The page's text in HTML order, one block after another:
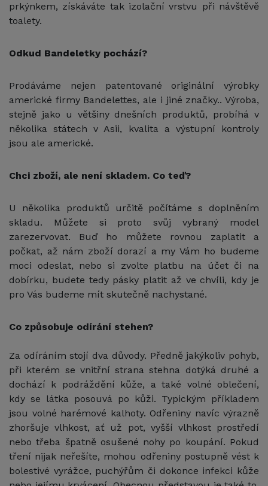
prkýnkem, získáváte tak izolační vrstvu při návštěvě
toalety.
Odkud Bandeletky pochází?
Prodáváme nejen patentované originální výrobky
americké firmy Bandelettes, ale i jiné značky.. Výroba,
stejně jako u většiny dnešních produktů, probíhá v
několika státech v Asii, kvalita a výstupní kontroly
jsou ale americké.
Chci zboží, ale není skladem. Co teď?
U několika produktů určitě počítáme s doplněním
skladu. Můžete si proto svůj vybraný model
zarezervovat. Buď ho můžete rovnou zaplatit a
počkat, až nám zboží dorazí a my Vám ho budeme
moci odeslat, nebo si zvolte platbu na účet či na
dobírku, budete tedy pásky platit až ve chvíli, kdy je
pro Vás budeme mít skutečně nachystané.
Co způsobuje odírání stehen?
Za odíráním stojí dva důvody. Předně jakýkoliv pohyb,
při kterém se vnitřní strana stehna dotýká druhé a
dochází k podráždění kůže, a také volné oblečení,
kdy se látka posouvá po kůži. Typickým příkladem
jsou volné harémové kalhoty. Odřeniny navíc výrazně
zhoršuje vlhkost, ať už pot, vyšší vlhkost prostředí
nebo třeba špatně osušené nohy po koupání. Pokud
tření nijak neřešíte, mohou odřeniny postupně vést k
bolestivé vyrážce, puchýřům či dokonce infekci kůže